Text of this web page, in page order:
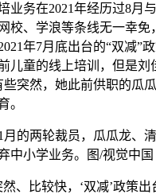
业务在2021年经历过8月
校、学浪等条线无一幸免
年7月底出台的“双减”政
儿童的线上培训，但是刘
些突然，她此前供职的瓜
。
月的两轮裁员，瓜瓜龙、
中小学业务。图/视觉中国
、比较快，‘双减’政策